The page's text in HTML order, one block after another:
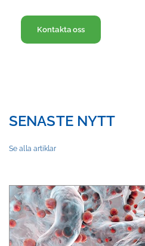
Kontakta oss
SENASTE NYTT
Se alla artiklar